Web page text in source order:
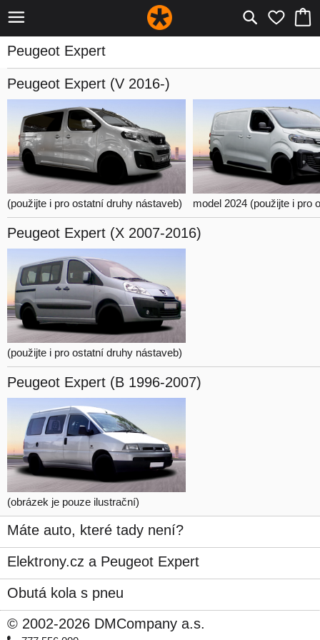
Peugeot Expert
Peugeot Expert (V 2016-)
(použijte i pro ostatní druhy nástaveb) model 2024(použijte i pro ostatní
Peugeot Expert (X 2007-2016)
(použijte i pro ostatní druhy nástaveb)
Peugeot Expert (B 1996-2007)
(obrázek je pouze ilustrační)
Máte auto, které tady není?
Elektrony.cz a Peugeot Expert
Obutá kola s pneu
© 2002-2026 DMCompany a.s.